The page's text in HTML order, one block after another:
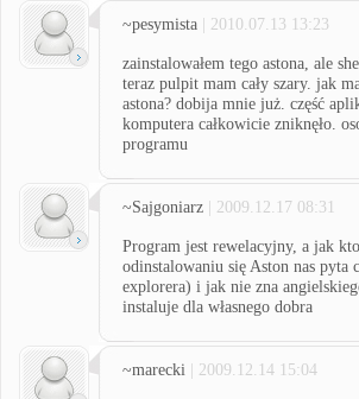
~pesymista | 2010.07.13 13:23
zainstalowałem tego astona, ale
teraz pulpit mam cały szary. jak
astona? dobija mnie już. część
komputera całkowicie zniknęło.
programu
~Sajgoniarz | 2009.12.17 08:31
Program jest rewelacyjny, a jak
odinstalowaniu się Aston nas pyta
explorera) i jak nie zna
instaluje dla własnego dobra
~marecki | 2009.12.14 15:04